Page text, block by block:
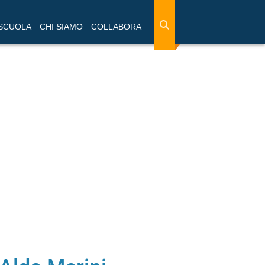
CHI SIAMO COLLABORA